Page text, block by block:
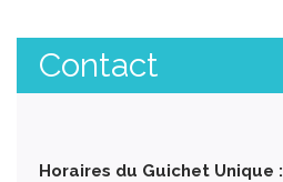
Contact
Horaires du Guichet Unique :